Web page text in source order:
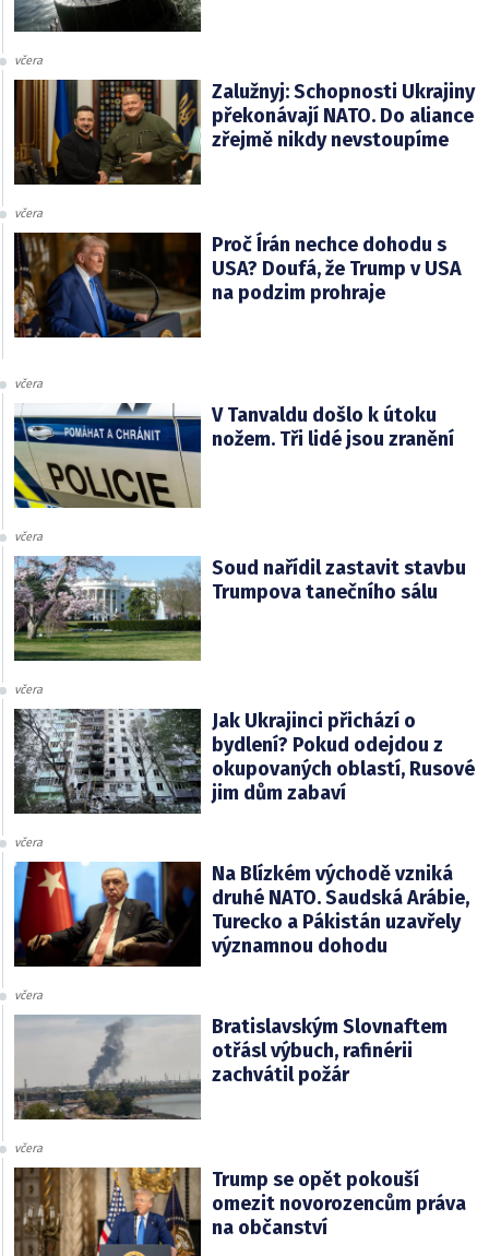
včera
Zalužnyj: Schopnosti Ukrajiny
překonávají NATO. Do aliance
zřejmě nikdy nevstoupíme
včera
Proč Írán nechce dohodu s
USA? Doufá, že Trump v USA
na podzim prohraje
včera
V Tanvaldu došlo k útoku
nožem. Tři lidé jsou zranění
včera
Soud nařídil zastavit stavbu
Trumpova tanečního sálu
včera
Jak Ukrajinci přichází o
bydlení? Pokud odejdou z
okupovaných oblastí, Rusové
jim dům zabaví
včera
Na Blízkém východě vzniká
druhé NATO. Saudská Arábie,
Turecko a Pákistán uzavřely
významnou dohodu
včera
Bratislavským Slovnaftem
otřásl výbuch, rafinérii
zachvátil požár
včera
Trump se opět pokouší
omezit novorozencům práva
na občanství